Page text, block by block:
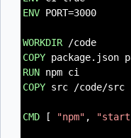
ENV PORT=3000
WORKDIR/code
COPY package.json
RUN npm ci
COPY src /code/src
CMD [ "npm" ,